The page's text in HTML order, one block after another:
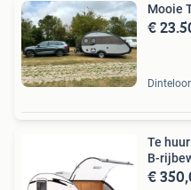
Mooie
€
Te
B-
€